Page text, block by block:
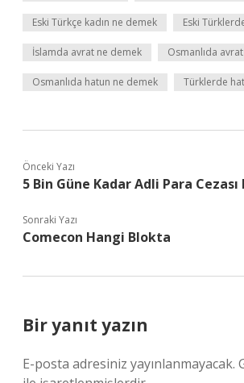
Eski Türkçe kadın ne demek Eski
İslamda avrat ne demek Osmanlıda
Osmanlıda hatun ne demek Türklerde
Önceki Yazı
5 Bin Güne Kadar Adli Para
Sonraki Yazı
Comecon Hangi Blokta
Bir yanıt yazın
E-posta adresiniz yayınlanmayacak.